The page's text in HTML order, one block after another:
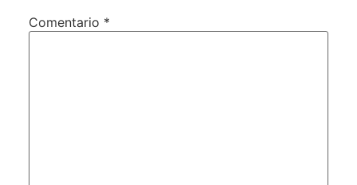
Comentario *